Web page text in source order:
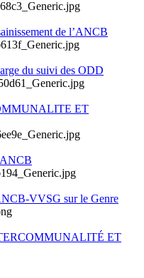
de l’ANCB
du suivi des ODD
ET
VVSG sur le Genre
ET